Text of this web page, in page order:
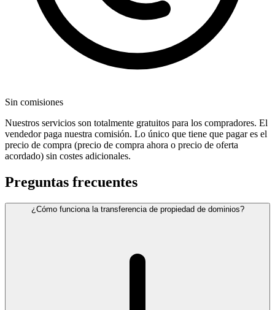
Sin comisiones
Nuestros servicios son totalmente gratuitos para los compradores. El
vendedor paga nuestra comisión. Lo único que tiene que pagar es el
precio de compra (precio de compra ahora o precio de oferta
acordado) sin costes adicionales.
Preguntas frecuentes
¿Cómo funciona la transferencia de propiedad de dominios?